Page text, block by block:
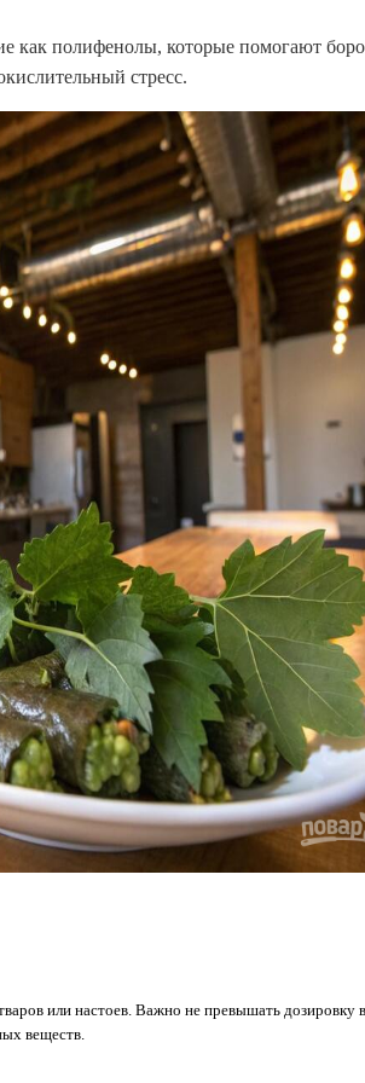
как полифенолы, которые помогают
стресс.
или настоев. Важно не превышать дозировку
веществ.